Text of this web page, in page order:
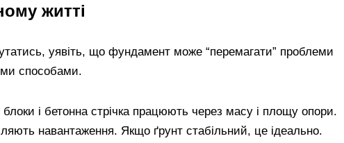
житті
уявіть, що фундамент може “перемагати” проблеми
способами.
і бетонна стрічка працюють через масу і площу опори.
навантаження. Якщо ґрунт стабільний, це ідеально.